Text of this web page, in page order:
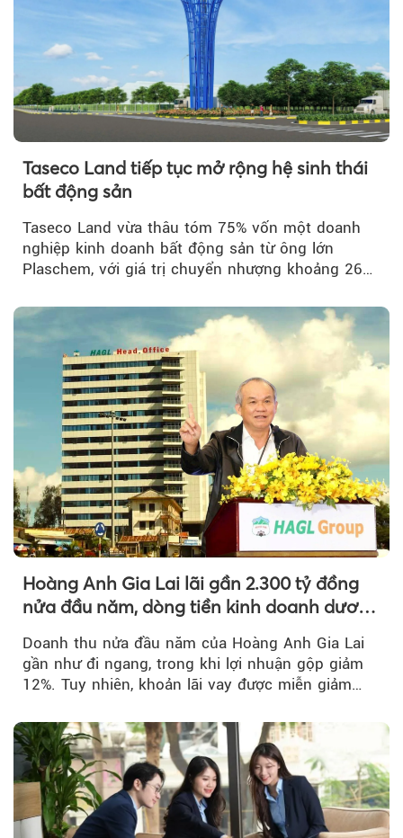
Taseco Land tiếp tục mở rộng hệ sinh thái
bất động sản
Taseco Land vừa thâu tóm 75% vốn một doanh
nghiệp kinh doanh bất động sản từ ông lớn
Plaschem, với giá trị chuyển nhượng khoảng 262
Hoàng Anh Gia Lai lãi gần 2.300 tỷ đồng
nửa đầu năm, dòng tiền kinh doanh dương
Doanh thu nửa đầu năm của Hoàng Anh Gia Lai
gần như đi ngang, trong khi lợi nhuận gộp giảm
12%. Tuy nhiên, khoản lãi vay được miễn giảm